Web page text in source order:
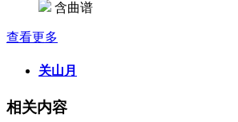
含曲谱
查看更多
关山月
相关内容